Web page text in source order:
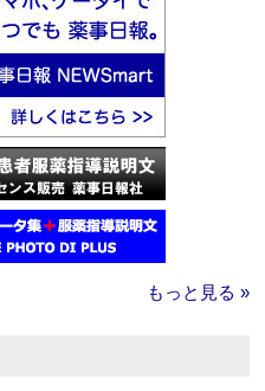
もっと見る »